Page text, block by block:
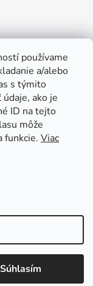
používame
a/alebo
s týmito
ako je
ID na tejto
môže
funkcie. Viac
Súhlasím
+421 376strojov